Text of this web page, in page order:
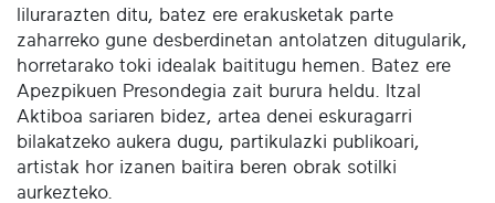
lilurarazten ditu, batez ere erakusketak parte
zaharreko gune desberdinetan antolatzen ditugularik,
horretarako toki idealak baititugu hemen. Batez ere
Apezpikuen Presondegia zait burura heldu. Itzal
Aktiboa sariaren bidez, artea denei eskuragarri
bilakatzeko aukera dugu, partikulazki publikoari,
artistak hor izanen baitira beren obrak sotilki
aurkezteko.